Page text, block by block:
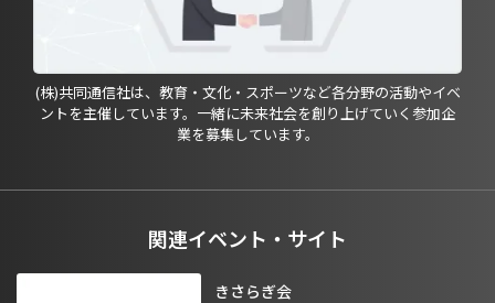
(株)共同通信社は、教育・文化・スポーツなど各分野の活動やイベ
ントを主催しています。一緒に未来社会を創り上げていく参加企
業を募集しています。
関連イベント・サイト
きさらぎ会